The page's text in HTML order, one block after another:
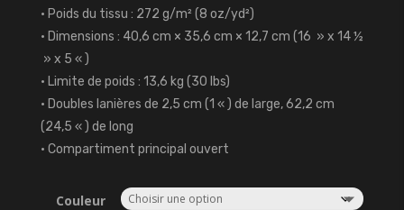
• Poids du tissu : 272 g/m² (8 oz/yd²)
• Dimensions : 40,6 cm × 35,6 cm × 12,7 cm (16 » x 14 ½
» x 5 « )
• Limite de poids : 13,6 kg (30 lbs)
• Doubles lanières de 2,5 cm (1 « ) de large, 62,2 cm
(24,5 « ) de long
• Compartiment principal ouvert
Couleur